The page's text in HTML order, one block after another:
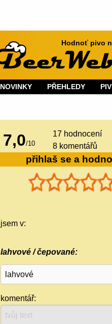
Hodnoť pivo
NOVINKY PŘEHLEDY
7,0/10
17 hodnocení
8 komentářů
přihlaš se a
jsem v:
lahvové / čepované:
komentář: